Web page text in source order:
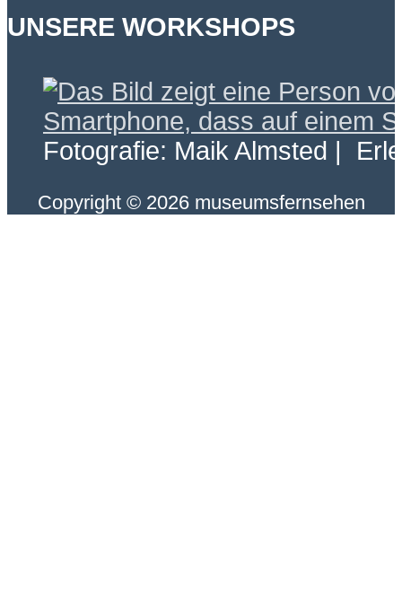
UNSERE WORKSHOPS
Fotografie: Maik Almsted |
Copyright © 2026 museumsfernsehen